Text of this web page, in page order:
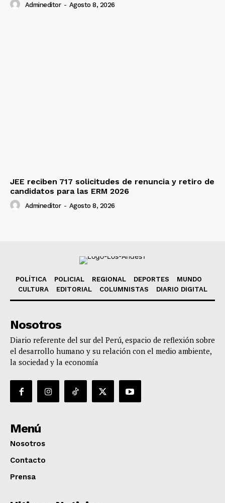
Admineditor - Agosto 8, 2026
JEE reciben 717 solicitudes de renuncia y retiro de
candidatos para las ERM 2026
Admineditor - Agosto 8, 2026
POLÍTICA POLICIAL REGIONAL DEPORTES
MUNDO
CULTURA
EDITORIAL COLUMNISTAS DIARIO DIGITAL
Nosotros
Diario referente del sur del Perú, espacio de reflexión sobre
el desarrollo humano y su relación con el medio ambiente,
la sociedad y la economía
Menú
Nosotros
Contacto
Prensa